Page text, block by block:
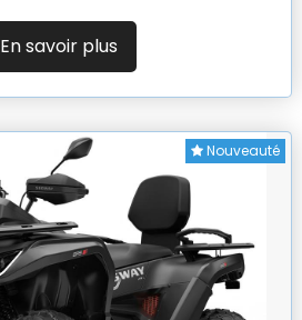
En savoir plus
Nouveauté